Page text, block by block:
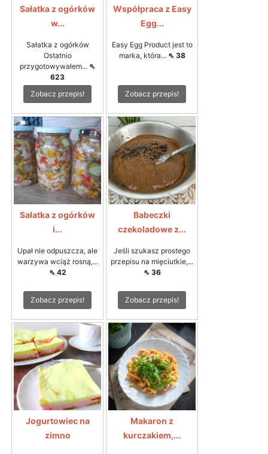
Sałatka z ogórków
w...
Sałatka z ogórków
Ostatnio
przygotowywałem... ⇖
623
Zobacz przepis!
Współpraca z Easy
Egg...
Easy Egg Product jest to
marka, która... ⇖ 38
Zobacz przepis!
Sałatka z ogórków
i...
Upał nie odpuszcza, ale
warzywa wciąż rosną,...
⇖ 42
Zobacz przepis!
Babeczki
czekoladowe z...
Jeśli szukasz prostego
przepisu na mięciutkie,...
⇖ 36
Zobacz przepis!
Jogurtowiec na
zimno
Makaron z
kurczakiem,...